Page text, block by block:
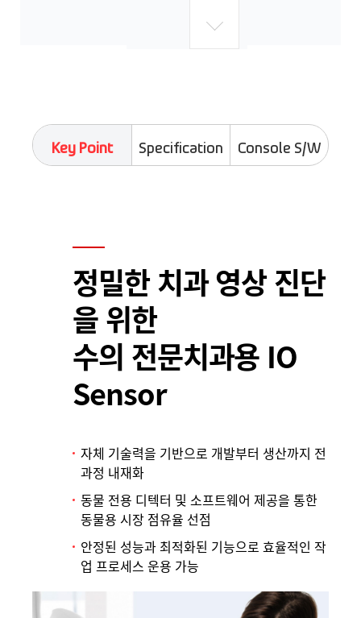
Key Point Specification Console S/W
정밀한 치과 영상 진단
을 위한
수의 전문치과용 IO
Sensor
자체 기술력을 기반으로 개발부터 생산까지 전
과정 내재화
동물 전용 디텍터 및 소프트웨어 제공을 통한
동물용 시장 점유율 선점
안정된 성능과 최적화된 기능으로 효율적인 작
업 프로세스 운용 가능